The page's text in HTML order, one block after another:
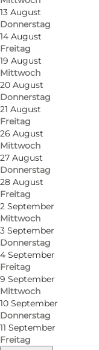
13 August
Donnerstag
14 August
Freitag
19 August
Mittwoch
20 August
Donnerstag
21 August
Freitag
26 August
Mittwoch
27 August
Donnerstag
28 August
Freitag
2 September
Mittwoch
3 September
Donnerstag
4 September
Freitag
9 September
Mittwoch
10 September
Donnerstag
11 September
Freitag
Foto:
Webshop und
Hytteballe Antik